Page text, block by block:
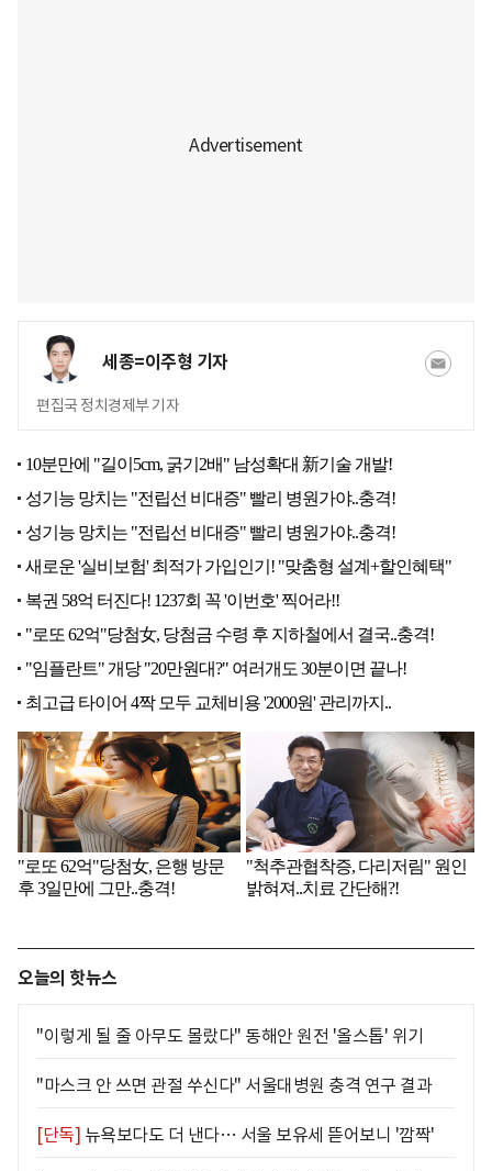
세종=이주형 기자
편집국 정치경제부 기자
오늘의 핫뉴스
"이렇게 될 줄 아무도 몰랐다" 동해안 원전 '올스톱' 위기
"마스크 안 쓰면 관절 쑤신다" 서울대병원 충격 연구 결과
[단독] 뉴욕보다도 더 낸다… 서울 보유세 뜯어보니 '깜짝'